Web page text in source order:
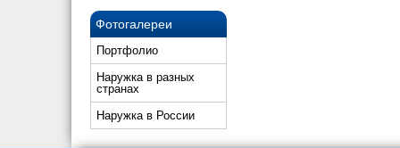
Фотогалереи
Портфолио
Наружка в разных
странах
Наружка в России